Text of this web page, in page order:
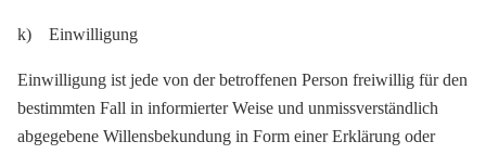
k) Einwilligung
Einwilligung ist jede von der betroffenen Person freiwillig für den
bestimmten Fall in informierter Weise und unmissverständlich
abgegebene Willensbekundung in Form einer Erklärung oder